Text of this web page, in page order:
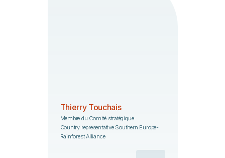
Thierry Touchais
Membre du Comité stratégique
Country representative Southern Europe-
Rainforest Alliance